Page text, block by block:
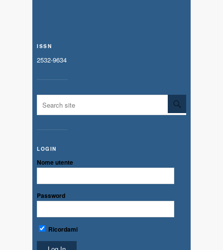
ISSN
2532-9634
LOGIN
Nome utente
Password
Ricordami